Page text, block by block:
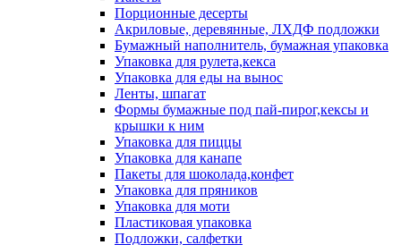
Порционные десерты
Акриловые, деревянные, ЛХДФ подложки
Бумажный наполнитель, бумажная упаковка
Упаковка для рулета,кекса
Упаковка для еды на вынос
Ленты, шпагат
Формы бумажные под пай-пирог,кексы и
крышки к ним
Упаковка для пиццы
Упаковка для канапе
Пакеты для шоколада,конфет
Упаковка для пряников
Упаковка для моти
Пластиковая упаковка
Подложки, салфетки